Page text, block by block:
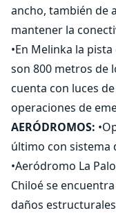
ancho, también de
mantener la
•En Melinka la
son 800 metros de
cuenta con luces
operaciones de
AERÓDROMOS:
último con sistema
•Aeródromo La
Chiloé se
daños